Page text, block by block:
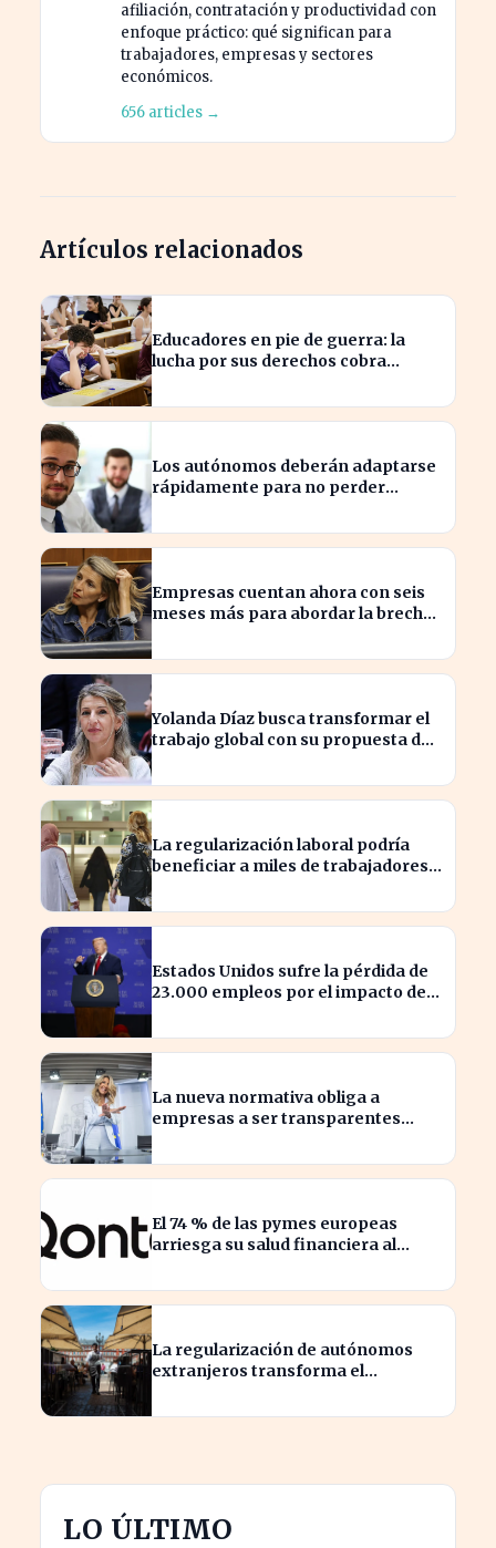
afiliación, contratación y productividad con
enfoque práctico: qué significan para
trabajadores, empresas y sectores
económicos.
656 articles →
Artículos relacionados
Educadores en pie de guerra: la
lucha por sus derechos cobra
Los autónomos deberán adaptarse
rápidamente para no perder
Empresas cuentan ahora con seis
meses más para abordar la brecha
confidencialidad
Yolanda Díaz busca transformar el
trabajo global con su propuesta de
La regularización laboral podría
beneficiar a miles de trabajadores
Estados Unidos sufre la pérdida de
23.000 empleos por el impacto de
La nueva normativa obliga a
empresas a ser transparentes
en puestos similares
El 74 % de las pymes europeas
arriesga su salud financiera al
La regularización de autónomos
extranjeros transforma el
LO ÚLTIMO